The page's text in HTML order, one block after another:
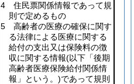
4 住民票関係情報であって規
則で定めるもの
5 高齢者の医療の確保に関す
る法律による医療に関する
給付の支出又は保険料の徴
収に関する情報(以下「後期
高齢者医療保険給付関係情
報」という。)であって規則